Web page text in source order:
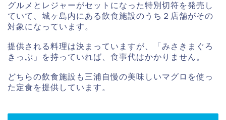
グルメとレジャーがセットになった特別切符を発売し
ていて、城ヶ島内にある飲食施設のうち２店舗がその
対象になっています。
提供される料理は決まっていますが、「みさきまぐろ
きっぷ」を持っていれば、食事代はかかりません。
どちらの飲食施設も三浦自慢の美味しいマグロを使っ
た定食を提供しています。